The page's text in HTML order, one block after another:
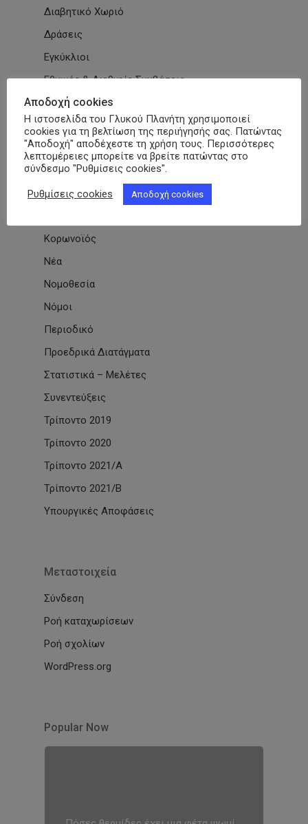
Διαβητικό Χωριό
Δράσεις
Εγκύκλιοι
Εθνικές & Διεθνείς Συμβάσεις
Εκδηλώσεις Συλλόγων
Εκπαίδευση
Εκπαιδευτικά Μαθήματα
Επιστημονικά Άρθρα
ΕΣΑμεΑ
Κορωνοϊός
Νέα
Νομοθεσία
Νόμοι
Περιοδικό
Προεδρικά Διατάγματα
Στατιστικά – Μελέτες
Συνεντεύξεις
Τρίποντο 2019
Τρίποντο 2020
Τρίποντο 2021/Α
Τρίποντο 2021/Β
Υπουργικές Αποφάσεις
Μεταστοιχεία
Σύνδεση
Ροή καταχωρίσεων
Ροή σχολίων
WordPress.org
Popular Now
Αποδοχή cookies
Η ιστοσελίδα του Γλυκού Πλανήτη χρησιμοποιεί
cookies για τη βελτίωση της περιήγησής σας. Πατώντας
"Αποδοχή" αποδέχεστε τη χρήση τους. Περισσότερες
λεπτομέρειες μπορείτε να βρείτε πατώντας στο
σύνδεσμο "Ρυθμίσεις cookies".
Ρυθμίσεις cookies Αποδοχή cookies